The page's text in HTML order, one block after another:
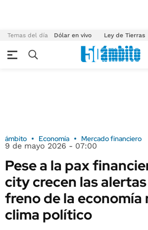
Temas del día Dólar en vivo Ley de Tierras
ámbito Economía Mercado financiero
9 de mayo 2026 - 07:00
Pese a la pax
city crecen las
freno de la economía
clima político